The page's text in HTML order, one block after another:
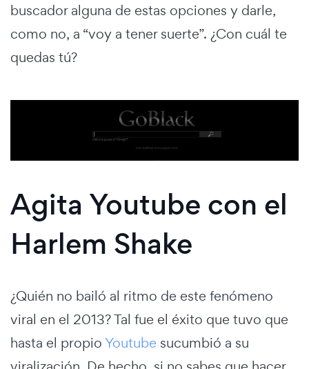
buscador alguna de estas opciones y darle,
como no, a “voy a tener suerte”. ¿Con cuál te
quedas tú?
Agita Youtube con el
Harlem Shake
¿Quién no bailó al ritmo de este fenómeno
viral en el 2013? Tal fue el éxito que tuvo que
hasta el propioYoutube sucumbió a su